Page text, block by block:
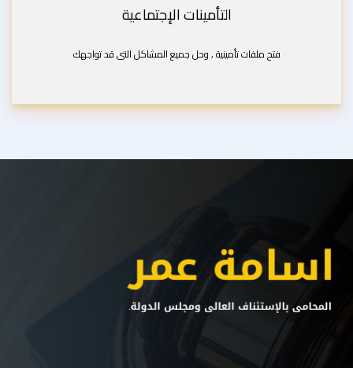
التأمينات الإجتماعية
فتح ملفات تأمينية , وحل جميع المشاكل التى قد تواجهك